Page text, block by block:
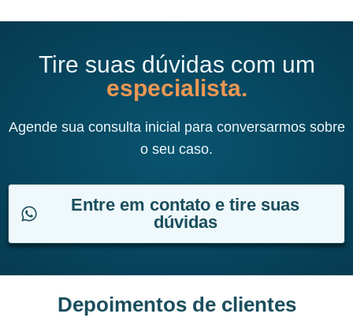
Tire suas dúvidas com um
especialista.
Agende sua consulta inicial para conversarmos sobre
o seu caso.
Entre em contato e tire suas
dúvidas
Depoimentos de clientes